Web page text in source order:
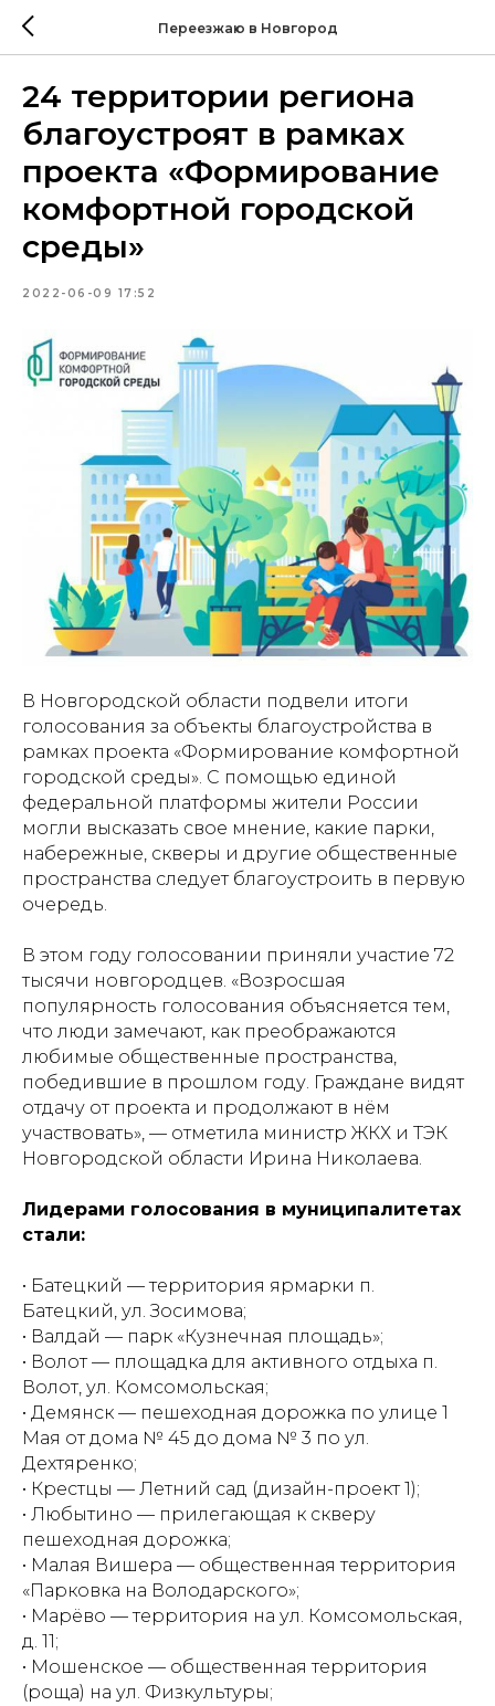
Переезжаю в Новгород
24 территории региона
благоустроят в рамках
проекта «Формирование
комфортной городской
среды»
2022-06-09 17:52
В Новгородской области подвели итоги
голосования за объекты благоустройства в
рамках проекта «Формирование комфортной
городской среды». С помощью единой
федеральной платформы жители России
могли высказать свое мнение, какие парки,
набережные, скверы и другие общественные
пространства следует благоустроить в первую
очередь.
В этом году голосовании приняли участие 72
тысячи новгородцев. «Возросшая
популярность голосования объясняется тем,
что люди замечают, как преображаются
любимые общественные пространства,
победившие в прошлом году. Граждане видят
отдачу от проекта и продолжают в нём
участвовать», — отметила министр ЖКХ и ТЭК
Новгородской области Ирина Николаева.
Лидерами голосования в муниципалитетах
стали:
• Батецкий — территория ярмарки п.
Батецкий, ул. Зосимова;
• Валдай — парк «Кузнечная площадь»;
• Волот — площадка для активного отдыха п.
Волот, ул. Комсомольская;
• Демянск — пешеходная дорожка по улице 1
Мая от дома № 45 до дома № 3 по ул.
Дехтяренко;
• Крестцы — Летний сад (дизайн-проект 1);
• Любытино — прилегающая к скверу
пешеходная дорожка;
• Малая Вишера — общественная территория
«Парковка на Володарского»;
• Марёво — территория на ул. Комсомольская,
д. 11;
• Мошенское — общественная территория
(роща) на ул. Физкультуры;